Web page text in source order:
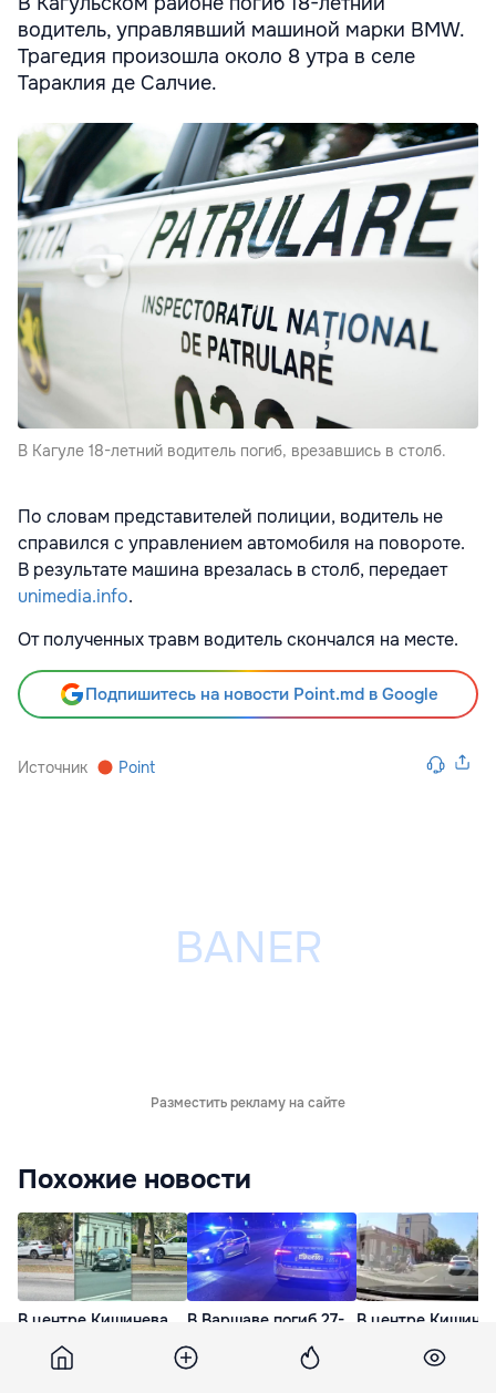
водитель, управлявший машиной марки BMW.
Трагедия произошла около 8 утра в селе
Тараклия де Салчие.
В Кагуле 18-летний водитель погиб, врезавшись в столб.
По словам представителей полиции, водитель не
справился с управлением автомобиля на повороте.
В результате машина врезалась в столб, передает
unimedia.info.
От полученных травм водитель скончался на месте.
Подпишитесь на новости Point.md в Google
Источник Point
Разместить рекламу на сайте
Похожие новости
В центре Кишинева
автомобиль вылетел
В Варшаве погиб 27-
Молдовы в ДТП с
В центре
человека